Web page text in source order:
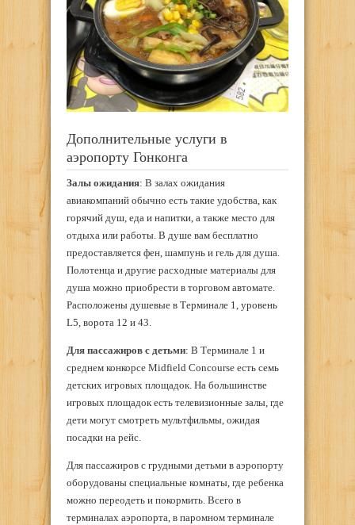
Дополнительные услуги в
аэропорту Гонконга
Залы ожидания: В залах ожидания
авиакомпаний обычно есть такие удобства, как
горячий душ, еда и напитки, а также место для
отдыха или работы. В душе вам бесплатно
предоставляется фен, шампунь и гель для душа.
Полотенца и другие расходные материалы для
душа можно приобрести в торговом автомате.
Расположены душевые в Терминале 1, уровень
L5, ворота 12 и 43.
Для пассажиров с детьми: В Терминале 1 и
среднем конкорсе Midfield Concourse есть семь
детских игровых площадок. На большинстве
игровых площадок есть телевизионные залы, где
дети могут смотреть мультфильмы, ожидая
посадки на рейс.
Для пассажиров с грудными детьми в аэропорту
оборудованы специальные комнаты, где ребенка
можно переодеть и покормить. Всего в
терминалах аэропорта, в паромном терминале